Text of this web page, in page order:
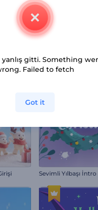
Sevimli Yılbaşı İntro
yanlış gitti. Something
Failed to fetch
Got it